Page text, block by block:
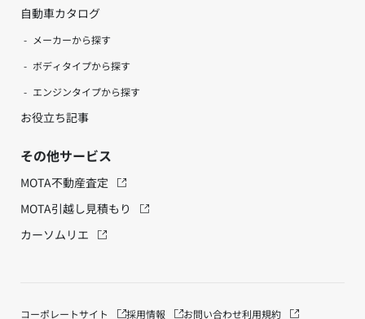
自動車カタログ
メーカーから探す
ボディタイプから探す
エンジンタイプから探す
お役立ち記事
その他サービス
MOTA不動産査定
MOTA引越し見積もり
カーソムリエ
コーポレートサイト 採用情報 お問い合わせ利用規約